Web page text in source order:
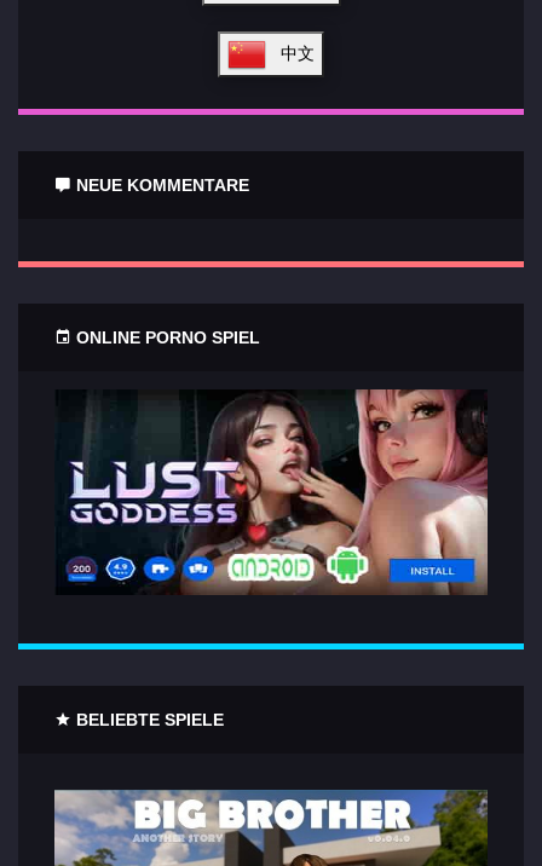
中文
NEUE KOMMENTARE
ONLINE PORNO SPIEL
BELIEBTE SPIELE